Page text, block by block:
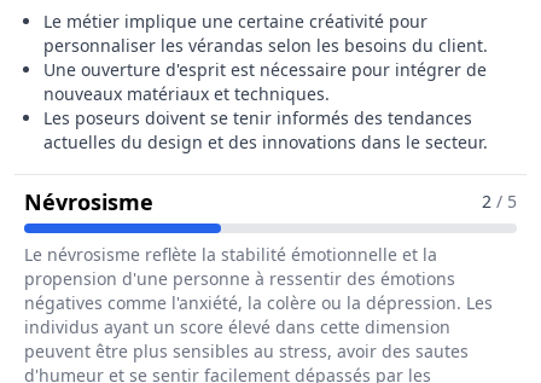
Le métier implique une certaine créativité pour
personnaliser les vérandas selon les besoins du client.
Une ouverture d'esprit est nécessaire pour intégrer de
nouveaux matériaux et techniques.
Les poseurs doivent se tenir informés des tendances
actuelles du design et des innovations dans le secteur.
Névrosisme Pour Le Métier De Poseur / 2 / 5
Le névrosisme reflète la stabilité émotionnelle et la
propension d'une personne à ressentir des émotions
négatives comme l'anxiété, la colère ou la dépression. Les
individus ayant un score élevé dans cette dimension
peuvent être plus sensibles au stress, avoir des sautes
d'humeur et se sentir facilement dépassés par les